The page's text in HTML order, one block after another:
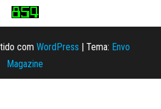
com WordPress | Tema: Envo
Magazine